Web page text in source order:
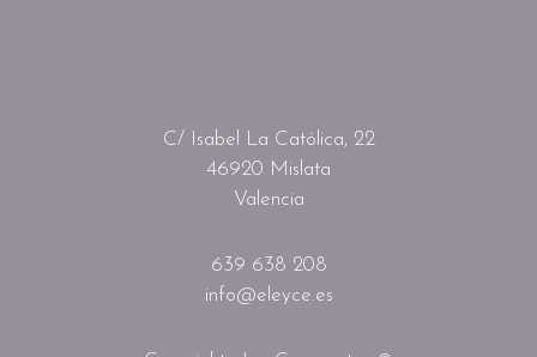
C/ Isabel La Católica, 22
46920 Mislata
Valencia
639 638 208
info@eleyce.es